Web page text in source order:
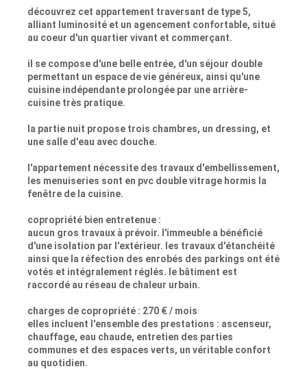
découvrez cet appartement traversant de type 5,
alliant luminosité et un agencement confortable, situé
au coeur d'un quartier vivant et commerçant.
il se compose d'une belle entrée, d'un séjour double
permettant un espace de vie généreux, ainsi qu'une
cuisine indépendante prolongée par une arrière-
cuisine très pratique.
la partie nuit propose trois chambres, un dressing, et
une salle d'eau avec douche.
l'appartement nécessite des travaux d'embellissement,
les menuiseries sont en pvc double vitrage hormis la
fenêtre de la cuisine.
copropriété bien entretenue :
aucun gros travaux à prévoir. l'immeuble a bénéficié
d'une isolation par l'extérieur. les travaux d'étanchéité
ainsi que la réfection des enrobés des parkings ont été
votés et intégralement réglés. le bâtiment est
raccordé au réseau de chaleur urbain.
charges de copropriété : 270 € / mois
elles incluent l'ensemble des prestations : ascenseur,
chauffage, eau chaude, entretien des parties
communes et des espaces verts, un véritable confort
au quotidien.